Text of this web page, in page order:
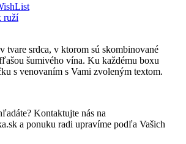
ruží
tvare srdca, v ktorom sú skombinované
šumivého vína. Ku každému boxu
s venovaním s Vami zvoleným textom.
Kontaktujte nás na
a ponuku radi upravíme podľa Vašich